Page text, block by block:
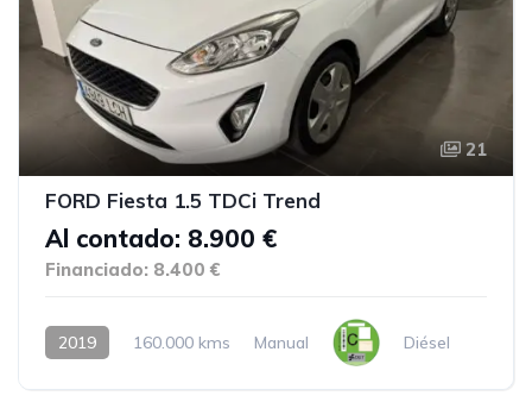
21
FORD Fiesta 1.5 TDCi Trend
Al contado: 8.900 €
Financiado: 8.400 €
2019 160.000 kms Manual Diésel